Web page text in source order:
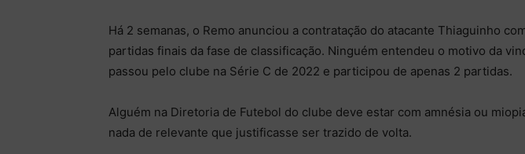
Há 2 semanas, o Remo anunciou a contratação do atacante Thiaguinho
partidas finais da fase de classificação. Ninguém entendeu o motivo da
passou pelo clube na Série C de 2022 e participou de apenas 2 partidas.
Alguém na Diretoria de Futebol do clube deve estar com amnésia ou
nada de relevante que justificasse ser trazido de volta.